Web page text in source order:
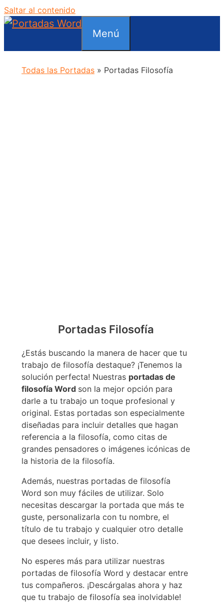
Saltar al contenido
Menú
Todas las Portadas » Portadas Filosofía
Portadas Filosofía
¿Estás buscando la manera de hacer que tu
trabajo de filosofía destaque? ¡Tenemos la
solución perfecta! Nuestras portadas de
filosofía Word son la mejor opción para
darle a tu trabajo un toque profesional y
original. Estas portadas son especialmente
diseñadas para incluir detalles que hagan
referencia a la filosofía, como citas de
grandes pensadores o imágenes icónicas de
la historia de la filosofía.
Además, nuestras portadas de filosofía
Word son muy fáciles de utilizar. Solo
necesitas descargar la portada que más te
guste, personalizarla con tu nombre, el
título de tu trabajo y cualquier otro detalle
que desees incluir, y listo.
No esperes más para utilizar nuestras
portadas de filosofía Word y destacar entre
tus compañeros. ¡Descárgalas ahora y haz
que tu trabajo de filosofía sea inolvidable!